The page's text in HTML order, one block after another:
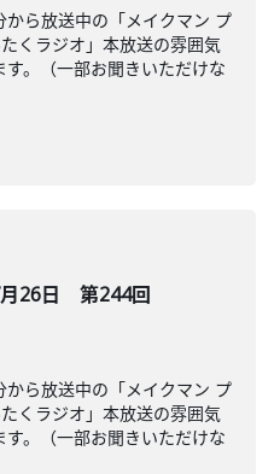
ら放送中の「メイクマン プ
くラジオ」本放送の雰囲気
。（一部お聞きいただけな
26日 第244回
ら放送中の「メイクマン プ
くラジオ」本放送の雰囲気
。（一部お聞きいただけな